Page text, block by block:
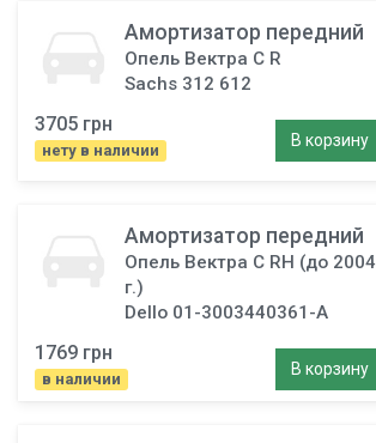
Амортизатор передний
Опель Вектра C R
Sachs 312 612
3705 грн
нету в наличии
В корзину
Амортизатор передний
Опель Вектра C RH (до 2004
г.)
Dello 01-3003440361-A
1769 грн
в наличии
В корзину